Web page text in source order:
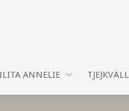
ANNELIE TJEJKVÄLL